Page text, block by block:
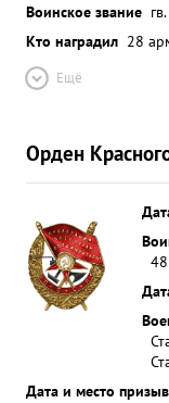
Воинское звание
Кто наградил 28
Ещё
Орден
Дата и место